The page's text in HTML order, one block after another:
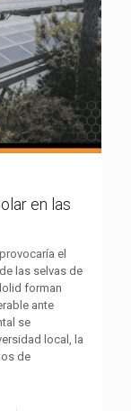
en las
el
las selvas de
forman
ante
se
local, la
de